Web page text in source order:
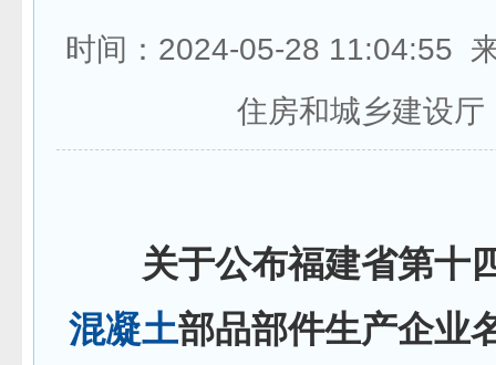
时间：2024-05-28 11:04:55
住房和城乡建设厅
关于公布福建省第十
混凝土部品部件生产企业